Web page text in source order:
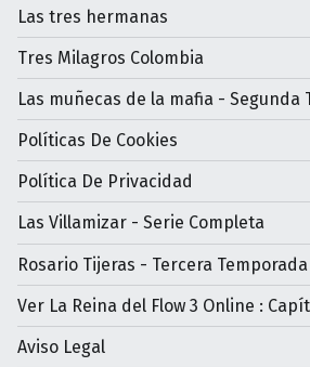
Las tres hermanas
Tres Milagros Colombia
Las muñecas de la mafia - Segunda
Políticas De Cookies
Política De Privacidad
Las Villamizar - Serie Completa
Rosario Tijeras - Tercera Temporada
Ver La Reina del Flow 3 Online :
Aviso Legal